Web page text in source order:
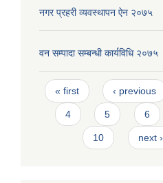
नगर प्रहरी व्यवस्थापन ऐन २०७५
वन सम्पादा सम्बन्धी कार्यविधि २०७५
Pages
« first ‹ previous
4 5 6
10 next ›